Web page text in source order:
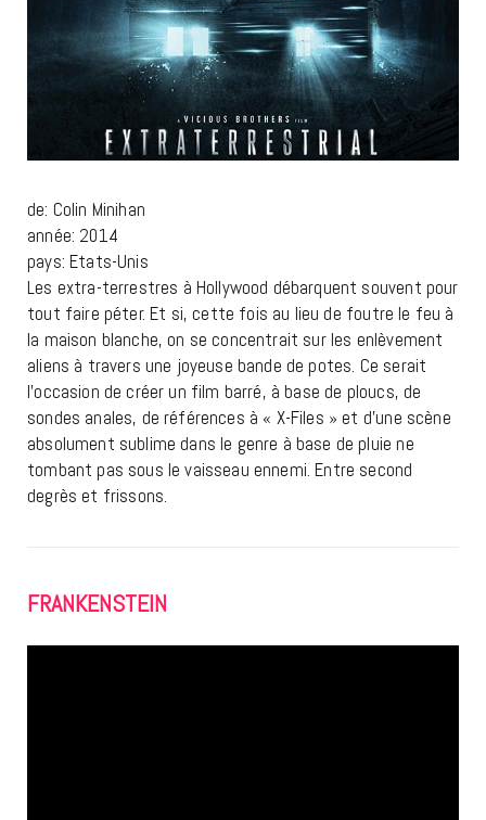
de: Colin Minihan
année: 2014
pays: Etats-Unis
Les extra-terrestres à Hollywood débarquent souvent pour
tout faire péter. Et si, cette fois au lieu de foutre le feu à
la maison blanche, on se concentrait sur les enlèvement
aliens à travers une joyeuse bande de potes. Ce serait
l’occasion de créer un film barré, à base de ploucs, de
sondes anales, de références à « X-Files » et d’une scène
absolument sublime dans le genre à base de pluie ne
tombant pas sous le vaisseau ennemi. Entre second
degrès et frissons.
FRANKENSTEIN